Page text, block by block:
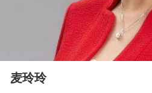
麦玲玲